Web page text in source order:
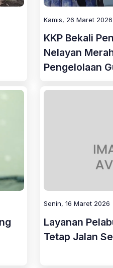
Kamis, 26 Maret 2026
KKP Bekali
Nelayan
Pengelolaan
Senin, 16 Maret 2026
Layanan
Tetap Jalan